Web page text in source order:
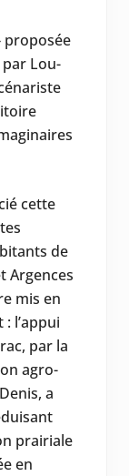
proposée
Lou-
cette
de
Argences
mis en
l’appui
par la
agro-
a
prairiale
en